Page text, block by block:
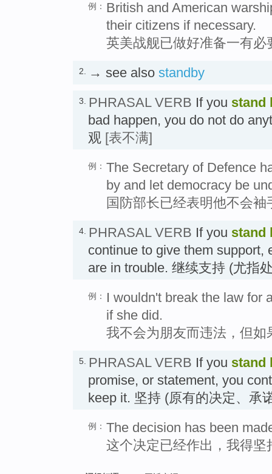
例： British and American
their citizens if necessary.
英美战舰已做好准备一有必
2. → see also standby
3. PHRASAL VERB If you stand
bad happen, you do not do
观 [表不满]
例： The Secretary of Defence
by and let democracy be
国防部长已经表明他不会
4. PHRASAL VERB If you stand
continue to give them support,
are in trouble. 继续支持 (尤指
例：
I wouldn't break the law for
if she did.
我不会为朋友而违法，但
5. PHRASAL VERB If you stand
promise, or statement, you
keep it. 坚持 (原有的决定、承
例： The decision has been
这个决定已经作出，我得坚